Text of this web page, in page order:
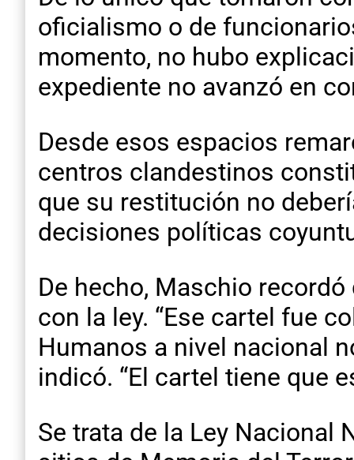
oficialismo o de
momento, no hubo
expediente no avanzó en
Desde esos espacios
centros clandestinos
que su restitución no
decisiones políticas
De hecho, Maschio
con la ley. “Ese cartel fue
Humanos a nivel nacional
indicó. “El cartel tiene que
Se trata de la Ley Nacional